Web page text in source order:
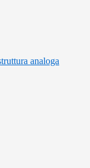
analoga